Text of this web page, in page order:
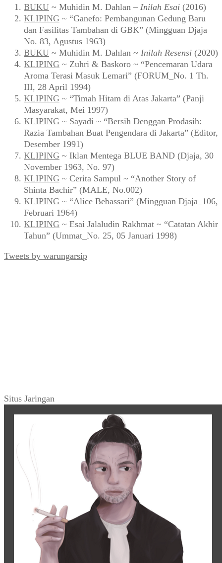
BUKU ~ Muhidin M. Dahlan – Inilah Esai (2016)
KLIPING ~ “Ganefo: Pembangunan Gedung Baru
dan Fasilitas Tambahan di GBK” (Mingguan Djaja
No. 83, Agustus 1963)
BUKU ~ Muhidin M. Dahlan ~ Inilah Resensi (2020)
KLIPING ~ Zuhri & Baskoro ~ “Pencemaran Udara
Aroma Terasi Masuk Lemari” (FORUM_No. 1 Th.
III, 28 April 1994)
KLIPING ~ “Timah Hitam di Atas Jakarta” (Panji
Masyarakat, Mei 1997)
KLIPING ~ Sayadi ~ “Bersih Denggan Prodasih:
Razia Tambahan Buat Pengendara di Jakarta” (Editor,
Desember 1991)
KLIPING ~ Iklan Mentega BLUE BAND (Djaja, 30
November 1963, No. 97)
KLIPING ~ Cerita Sampul ~ “Another Story of
Shinta Bachir” (MALE, No.002)
KLIPING ~ “Alice Bebassari” (Mingguan Djaja_106,
Februari 1964)
KLIPING ~ Esai Jalaludin Rakhmat ~ “Catatan Akhir
Tahun” (Ummat_No. 25, 05 Januari 1998)
Tweets by warungarsip
Situs Jaringan